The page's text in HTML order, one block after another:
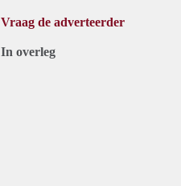
Vraag de adverteerder
In overleg